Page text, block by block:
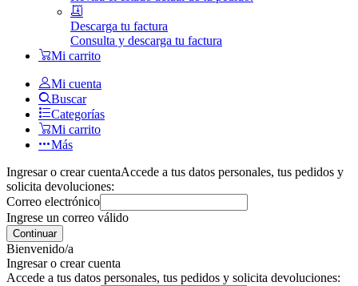
Descarga tu factura
Consulta y descarga tu factura
Mi carrito
Mi cuenta
Buscar
Categorías
Mi carrito
Más
Ingresar o crear cuentaAccede a tus datos personales, tus pedidos y
solicita devoluciones:
Correo electrónico
Ingrese un correo válido
Continuar
Bienvenido/a
Ingresar o crear cuenta
Accede a tus datos personales, tus pedidos y solicita devoluciones: